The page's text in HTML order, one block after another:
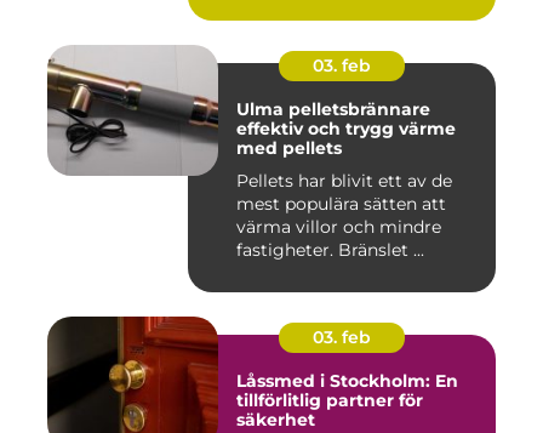
03. feb
Ulma pelletsbrännare
effektiv och trygg värme
med pellets
Pellets har blivit ett av de
mest populära sätten att
värma villor och mindre
fastigheter. Bränslet ...
03. feb
Låssmed i Stockholm: En
tillförlitlig partner för
säkerhet